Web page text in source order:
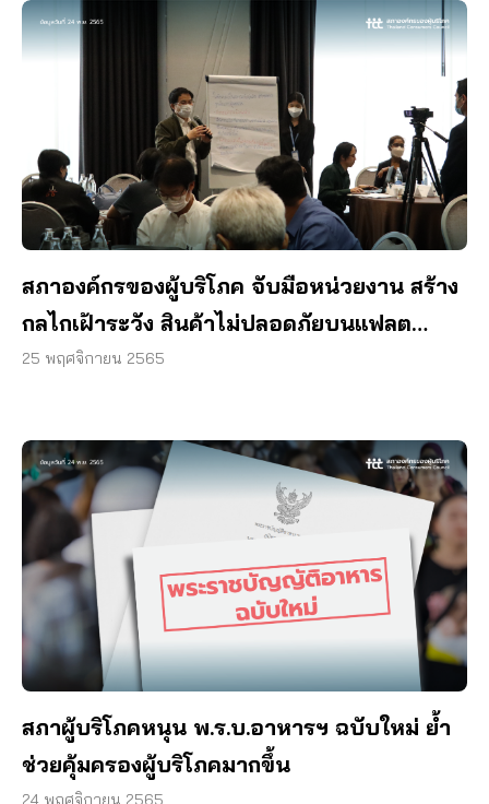
สภาองค์กรของผู้บริโภค จับมือหน่วยงาน สร้าง
กลไกเฝ้าระวัง สินค้าไม่ปลอดภัยบนแฟลต
ฟอร์มออนไลน์
25 พฤศจิกายน 2565
สภาผู้บริโภคหนุน พ.ร.บ.อาหารฯ ฉบับใหม่ ย้ำ
ช่วยคุ้มครองผู้บริโภคมากขึ้น
24 พฤศจิกายน 2565